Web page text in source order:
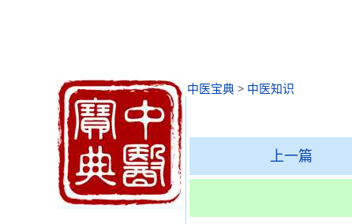
中医宝典 > 中医知识
上一篇